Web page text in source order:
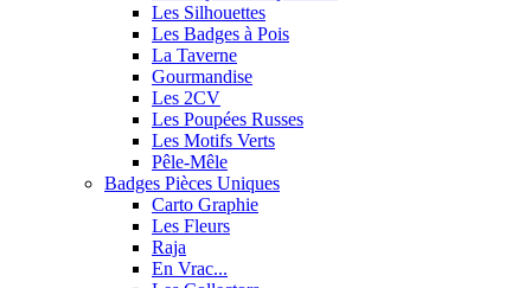
Les Silhouettes
Les Badges à Pois
La Taverne
Gourmandise
Les 2CV
Les Poupées Russes
Les Motifs Verts
Pêle-Mêle
Badges Pièces Uniques
Carto Graphie
Les Fleurs
Raja
En Vrac...